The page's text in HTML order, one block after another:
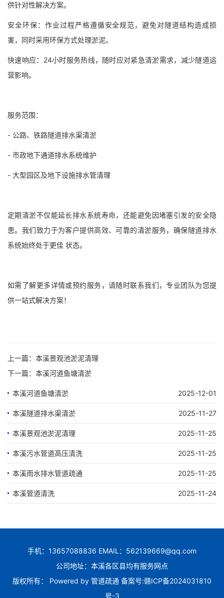
供针对性解决方案。
安全环保：作业过程严格遵循安全规范，避免对隧道结构造成损
害，同时采用环保方式处理淤泥。
快速响应：24小时服务热线，随时应对紧急清淤需求，减少隧道运
营影响。
服务范围：
- 公路、铁路隧道排水渠清淤
- 市政地下通道排水系统维护
- 大型园区及地下设施排水管清理
定期清淤不仅能延长排水系统寿命，还能避免因堵塞引发的安全隐
患。我们致力于为客户提供高效、可靠的清淤服务，确保隧道排水
系统始终处于更佳 状态。
如需了解更多详情或预约服务，请随时联系我们，专业团队为您提
供一站式解决方案！
上一篇： 本溪景观池淤泥清理
下一篇： 本溪河道鱼塘清淤
本溪河道鱼塘清淤 2025-12-01
本溪隧道排水渠清淤 2025-11-27
本溪景观池淤泥清理 2025-11-25
本溪污水管道高压清洗 2025-11-25
本溪雨水排水管道疏通 2025-11-25
本溪管道清洗 2025-11-24
手机：13657088836 EMAIL：562139669@qq.com
公司地址：本溪各区县均有服务网点
版权所有： Powered by 管道疏通 备案号:赣ICP备2024031810
号-3